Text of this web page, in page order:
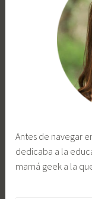
Antes de navegar
dedicaba a la
mamá geek a la